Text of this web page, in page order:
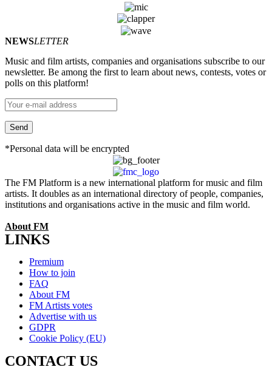
NEWSLETTER
Music and film artists, companies and organisations subscribe to our
newsletter. Be among the first to learn about news, contests, votes or
polls on this platform!
*Personal data will be encrypted
The FM Platform is a new international platform for music and film
artists. It doubles as an international directory of people, companies,
institutions and organisations active in the music and film world.
About FM
LINKS
Menu
Premium
How to join
FAQ
About FM
FM Artists votes
Advertise with us
GDPR
Cookie Policy (EU)
CONTACT US